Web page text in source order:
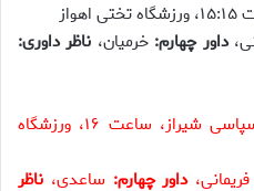
داور چهارم:خرمیان، ناظر داوری:
* پرسپولیس – مقاومت شهید سپاسی شیراز، ساعت ۱۶، ورزشگاه
داور چهارم: ساعدی، ناظر